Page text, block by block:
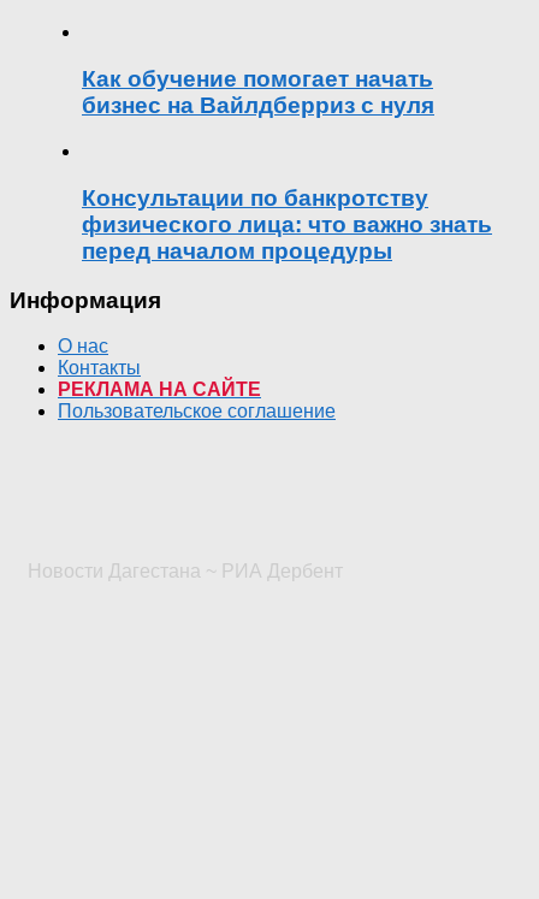
Как обучение помогает начать
бизнес на Вайлдберриз с нуля
Консультации по банкротству
физического лица: что важно знать
перед началом процедуры
Информация
О нас
Контакты
РЕКЛАМА НА САЙТЕ
Пользовательское соглашение
Новости Дагестана ~ РИА Дербент